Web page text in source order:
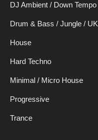
DJ Ambient / Down Tempo
Drum & Bass / Jungle / UK
House
Hard Techno
Minimal / Micro House
Progressive
Trance